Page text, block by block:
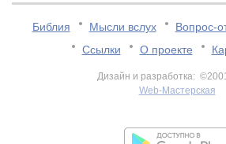
Библия Мысли вслух Вопрос-
Ссылки
О проекте
Дизайн и разработка:
Web-Мастерская